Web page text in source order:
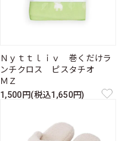
Ｎｙｔｔｌｉｖ 巻くだけラ
ンチクロス ピスタチオ
ＭＺ
1,500円(税込1,650円)